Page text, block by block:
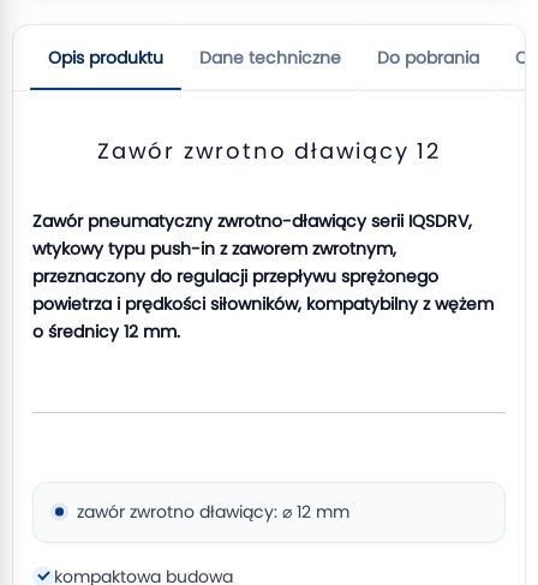
Opis produktu Dane techniczne Do pobrania
Zawór zwrotno dławiący 12
Zawór pneumatyczny zwrotno-dławiący serii IQSDRV,
wtykowy typu push-in z zaworem zwrotnym,
przeznaczony do regulacji przepływu sprężonego
powietrza i prędkości siłowników, kompatybilny z wężem
o średnicy 12 mm.
zawór zwrotno dławiący: ⌀ 12 mm
kompaktowa budowa